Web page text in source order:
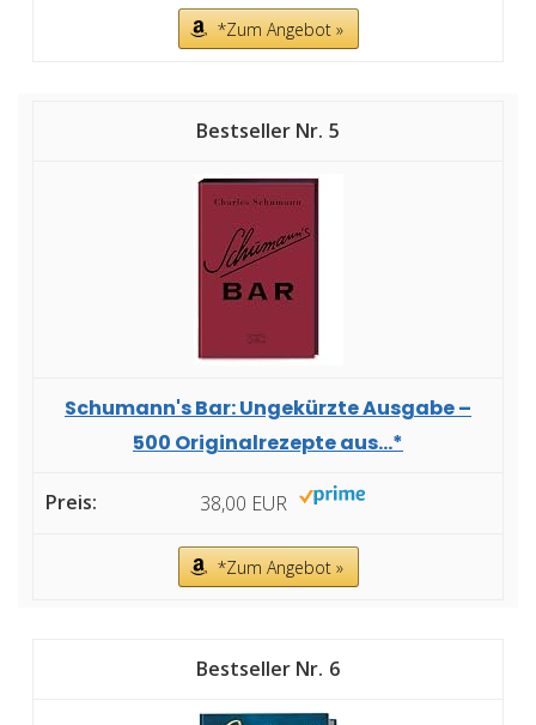
*Zum Angebot »
5
Schumann's Bar: Ungekürzte Ausgabe –
500 Originalrezepte aus...*
38,00 EUR
*Zum Angebot »
6